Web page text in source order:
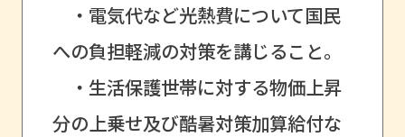
・電気代など光熱費について国民
への負担軽減の対策を講じること。
・生活保護世帯に対する物価上昇
分の上乗せ及び酷暑対策加算給付な